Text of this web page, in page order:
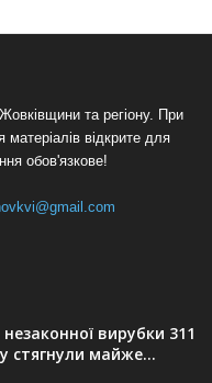
та регіону. При
відкрите для
обов'язкове!
вирубки 311
стягнули майже...